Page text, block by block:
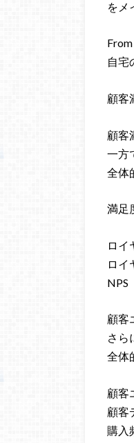
をメ
自宅
顧客
顧客
一方
全体
満足
ロイ
ロイ
NPS
顧客
さら
全体
顧客
顧客
購入